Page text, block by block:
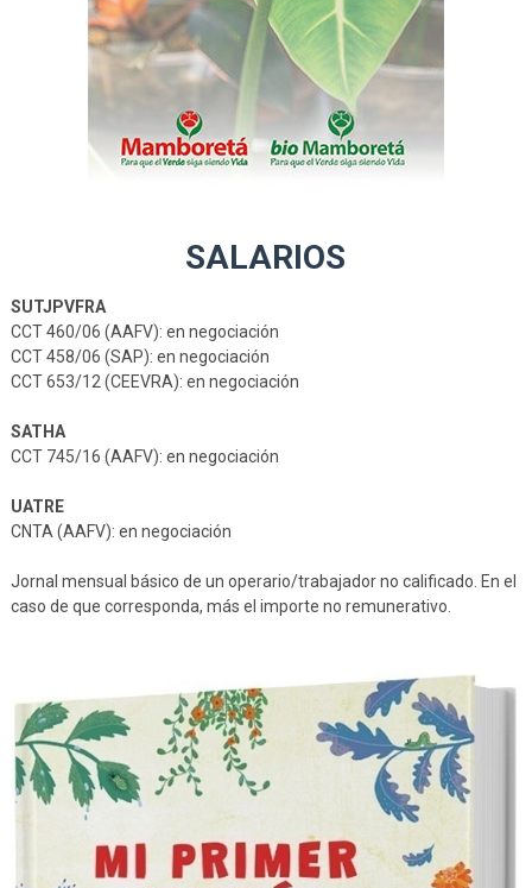
SALARIOS
SUTJPVFRA
CCT 460/06 (AAFV): en negociación
CCT 458/06 (SAP): en negociación
CCT 653/12 (CEEVRA): en negociación
SATHA
CCT 745/16 (AAFV): en negociación
UATRE
CNTA (AAFV): en negociación
Jornal mensual básico de un operario/trabajador no calificado. En el
caso de que corresponda, más el importe no remunerativo.